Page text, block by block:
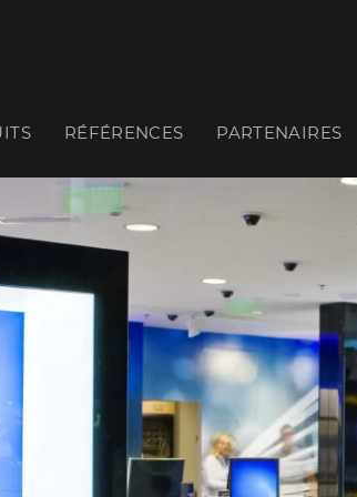
RÉFÉRENCES PARTENAIRES